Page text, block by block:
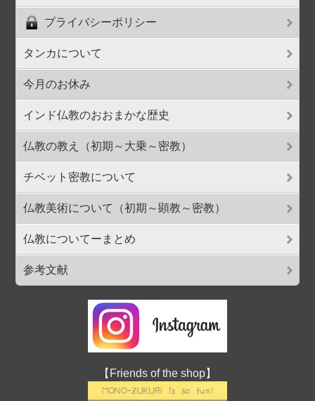
プライバシーポリシー
タンカについて
今月のお休み
インド仏教のおおまかな歴史
仏教の教え（初期～大乗～密教）
チベット密教について
仏教美術について（初期～顕教～密教）
仏教についてーまとめ
参考文献
【Friends of the shop】